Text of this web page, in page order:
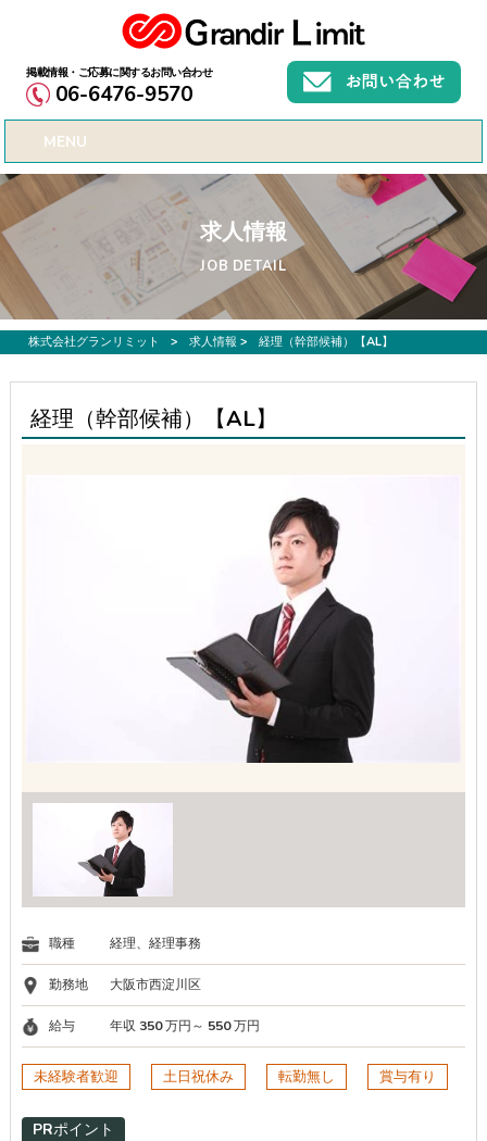
06-6476-9570
MENU
求人情報
JOB DETAIL
株式会社グランリミット > 求人情報 > 経理（幹部候補）【AL】
経理（幹部候補）【AL】
職種 経理、経理事務
勤務地 大阪市西淀川区
給与 年収 350 万円～ 550 万円
未経験者歓迎 土日祝休み 転勤無し 賞与有り
PRポイント